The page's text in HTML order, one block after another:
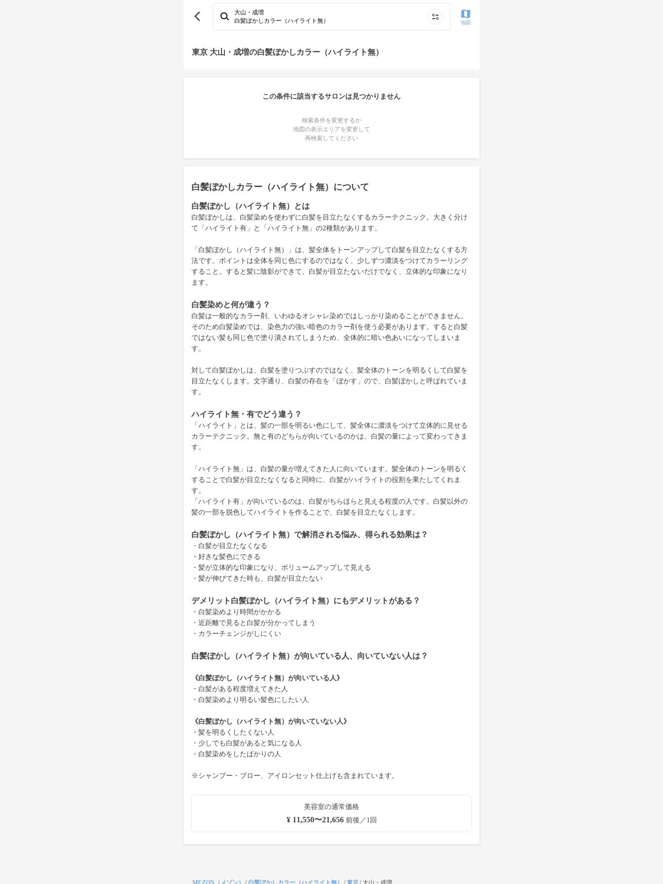
大山・成増
白髪ぼかしカラー（ハイライト無）
地図
東京 大山・成増の白髪ぼかしカラー（ハイライト無）
この条件に該当するサロンは見つかりません
検索条件を変更するか
地図の表示エリアを変更して
再検索してください
白髪ぼかしカラー（ハイライト無）について
白髪ぼかし（ハイライト無）とは
白髪ぼかしは、白髪染めを使わずに白髪を目立たなくするカラーテクニック。大きく分け
て「ハイライト有」と「ハイライト無」の2種類があります。
「白髪ぼかし（ハイライト無）」は、髪全体をトーンアップして白髪を目立たなくする方
法です。ポイントは全体を同じ色にするのではなく、少しずつ濃淡をつけてカラーリング
すること。すると髪に陰影ができて、白髪が目立たないだけでなく、立体的な印象になり
ます。
白髪染めと何が違う？
白髪は一般的なカラー剤、いわゆるオシャレ染めではしっかり染めることができません。
そのため白髪染めでは、染色力の強い暗色のカラー剤を使う必要があります。すると白髪
ではない髪も同じ色で塗り潰されてしまうため、全体的に暗い色あいになってしまいま
す。
対して白髪ぼかしは、白髪を塗りつぶすのではなく、髪全体のトーンを明るくして白髪を
目立たなくします。文字通り、白髪の存在を「ぼかす」ので、白髪ぼかしと呼ばれていま
す。
ハイライト無・有でどう違う？
「ハイライト」とは、髪の一部を明るい色にして、髪全体に濃淡をつけて立体的に見せる
カラーテクニック。無と有のどちらが向いているのかは、白髪の量によって変わってきま
す。
「ハイライト無」は、白髪の量が増えてきた人に向いています。髪全体のトーンを明るく
することで白髪が目立たなくなると同時に、白髪がハイライトの役割を果たしてくれま
す。
「ハイライト有」が向いているのは、白髪がちらほらと見える程度の人です。白髪以外の
髪の一部を脱色してハイライトを作ることで、白髪を目立たなくします。
白髪ぼかし（ハイライト無）で解消される悩み、得られる効果は？
・白髪が目立たなくなる
・好きな髪色にできる
・髪が立体的な印象になり、ボリュームアップして見える
・髪が伸びてきた時も、白髪が目立たない
デメリット白髪ぼかし（ハイライト無）にもデメリットがある？
・白髪染めより時間がかかる
・近距離で見ると白髪が分かってしまう
・カラーチェンジがしにくい
白髪ぼかし（ハイライト無）が向いている人、向いていない人は？
《白髪ぼかし（ハイライト無）が向いている人》
・白髪がある程度増えてきた人
・白髪染めより明るい髪色にしたい人
《白髪ぼかし（ハイライト無）が向いていない人》
・髪を明るくしたくない人
・少しでも白髪があると気になる人
・白髪染めをしたばかりの人
※シャンプー・ブロー、アイロンセット仕上げも含まれています。
美容室の通常価格
¥ 11,550〜21,656前後／1回
MEZON（メゾン） / 白髪ぼかしカラー（ハイライト無） /東京/ 大山・成増